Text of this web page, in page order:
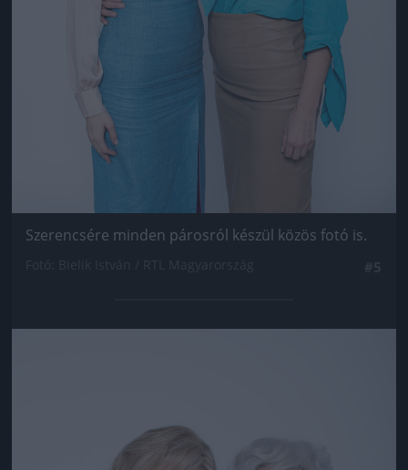
Szerencsére minden párosról készül közös fotó is.